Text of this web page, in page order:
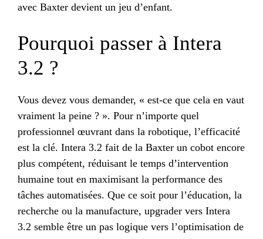
avec Baxter devient un jeu d’enfant.
Pourquoi passer à Intera
3.2 ?
Vous devez vous demander, « est-ce que cela en vaut
vraiment la peine ? ». Pour n’importe quel
professionnel œuvrant dans la robotique, l’efficacité
est la clé. Intera 3.2 fait de la Baxter un cobot encore
plus compétent, réduisant le temps d’intervention
humaine tout en maximisant la performance des
tâches automatisées. Que ce soit pour l’éducation, la
recherche ou la manufacture, upgrader vers Intera
3.2 semble être un pas logique vers l’optimisation de